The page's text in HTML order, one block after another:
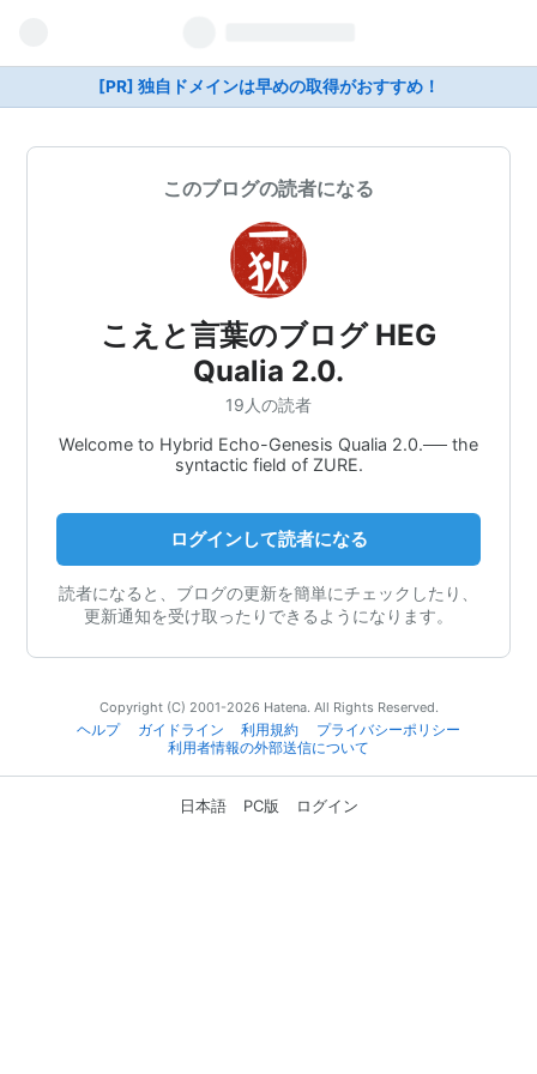
[PR] 独自ドメインは早めの取得がおすすめ！
このブログの読者になる
こえと言葉のブログ HEG
Qualia 2.0.
19人の読者
Welcome to Hybrid Echo-Genesis Qualia 2.0.── the
syntactic field of ZURE.
ログインして読者になる
読者になると、ブログの更新を簡単にチェックしたり、
更新通知を受け取ったりできるようになります。
Copyright (C) 2001-2026 Hatena. All Rights Reserved.
ヘルプ
ガイドライン 利用規約
プライバシーポリシー
利用者情報の外部送信について
日本語 PC版 ログイン